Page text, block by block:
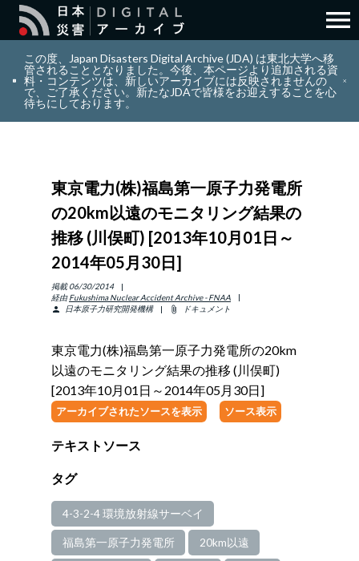
search 検索
layers コレクション
info_outline リソース
アバウト
ENGLISH 日本語
サインイン
menu
この度、Japan Disasters Digital Archive (JDA) は東北大学へ移
管されることとなりました。今後、本ページより追加される資
料・コンテンツは、新しいアーカイブには反映されませんの
で、ご了承ください。新たなJDAで皆様をお迎えすることを心
待ちにしております。
東京電力(株)福島第一原子力発電所
の20km以遠のモニタリング結果の
推移 (川俣町) [2013年10月01日～
2014年05月30日]
掲載 06/30/2014
経由 Fukushima Nuclear Accident Archive - FNAA
person
日本原子力研究開発機構 attach_file ドキュメント
東京電力(株)福島第一原子力発電所の20km
以遠のモニタリング結果の推移 (川俣町)
[2013年10月01日～2014年05月30日]
アーカイブされたソースを表示 ソース表示
テキストソース
タグ
4-3-2-4 環境放射線サーベイ
福島第一原子力発電所 20km以遠